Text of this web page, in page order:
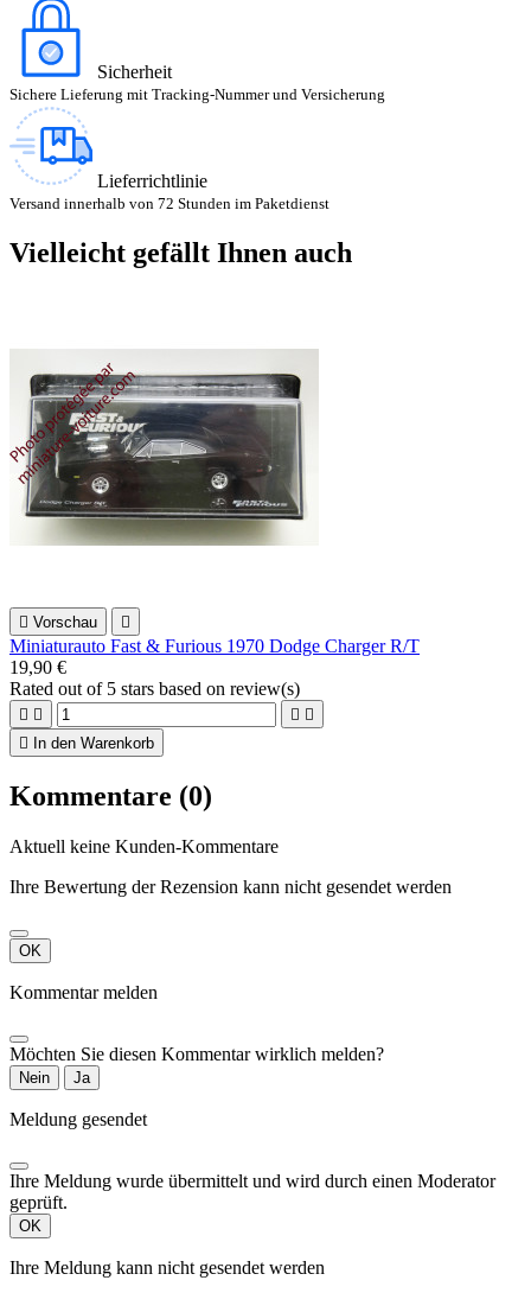
Sicherheit
Sichere Lieferung mit Tracking-Nummer und Versicherung
Lieferrichtlinie
Versand innerhalb von 72 Stunden im Paketdienst
Vielleicht gefällt Ihnen auch
 Vorschau 
Miniaturauto Fast & Furious 1970 Dodge Charger R/T
19,90 €
Rated out of 5 stars based on review(s)
   

In den Warenkorb
Kommentare (0)
Aktuell keine Kunden-Kommentare
Ihre Bewertung der Rezension kann nicht gesendet werden
OK
Kommentar melden
Möchten Sie diesen Kommentar wirklich melden?
Nein Ja
Meldung gesendet
Ihre Meldung wurde übermittelt und wird durch einen Moderator
geprüft.
OK
Ihre Meldung kann nicht gesendet werden